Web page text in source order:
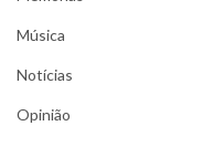
Música
Notícias
Opinião